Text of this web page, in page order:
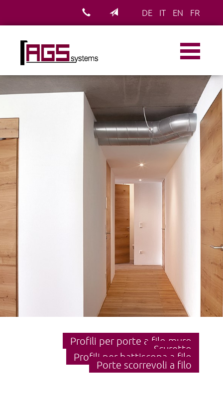
DE IT EN FR
Profili per porte a filo muro
Scuretto
Profili per battiscopa a filo
Porte scorrevoli a filo